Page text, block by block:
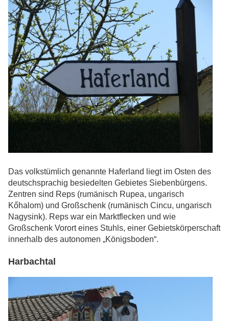
Das volkstümlich genannte Haferland liegt im Osten des
deutschsprachig besiedelten Gebietes Siebenbürgens.
Zentren sind Reps (rumänisch Rupea, ungarisch
Kőhalom) und Großschenk (rumänisch Cincu, ungarisch
Nagysink). Reps war ein Marktflecken und wie
Großschenk Vorort eines Stuhls, einer Gebietskörperschaft
innerhalb des autonomen „Königsboden“.
Harbachtal